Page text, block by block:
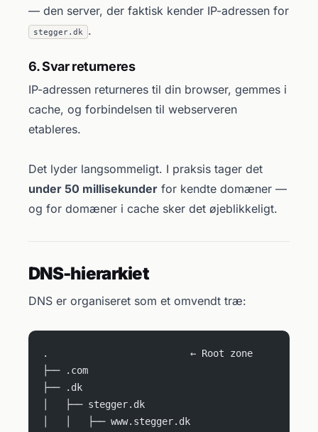
— den server, der faktisk kender IP-adressen for
stegger.dk .
6. Svar returneres
IP-adressen returneres til din browser, gemmes i
cache, og forbindelsen til webserveren
etableres.
Det lyder langsommeligt. I praksis tager det
under 50 millisekunder for kendte domæner —
og for domæner i cache sker det øjeblikkeligt.
DNS-hierarkiet
DNS er organiseret som et omvendt træ:
.                         ← Root zone
├── .com
├── .dk
│   ├── stegger.dk
│   │   ├── www.stegger.dk